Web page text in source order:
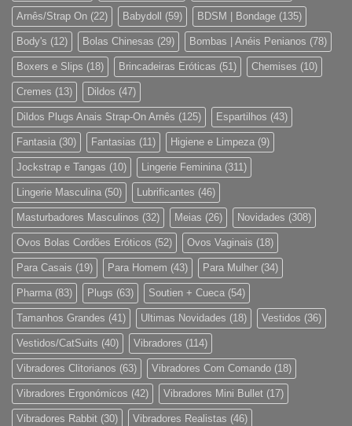
Arnês/Strap On (22) Babydoll (59) BDSM | Bondage (135)
Body's (12) Bolas Chinesas (29) Bombas | Anéis Penianos (78)
Boxers e Slips (18) Brincadeiras Eróticas (51) Chemises (10)
Cremes (13) Dildos (47)
Dildos Plugs Anais Strap-On Arnês (125) Espartilhos (43)
Fantasia (30) Fantasias (11) Higiene e Limpeza (9)
Jockstrap e Tangas (10) Lingerie Feminina (311)
Lingerie Masculina (50) Lubrificantes (46)
Masturbadores Masculinos (32) Meias (26) Novidades (308)
Ovos Bolas Cordões Eróticos (52) Ovos Vaginais (18)
Para Casais (19) Para Homem (43) Para Mulher (34)
Pharma (83) Plugs (63) Soutien + Cueca (54)
Tamanhos Grandes (41) Ultimas Novidades (18) Vestidos (36)
Vestidos/CatSuits (40) Vibradores (114)
Vibradores Clitorianos (63) Vibradores Com Comando (18)
Vibradores Ergonómicos (42) Vibradores Mini Bullet (17)
Vibradores Rabbit (30) Vibradores Realistas (46)